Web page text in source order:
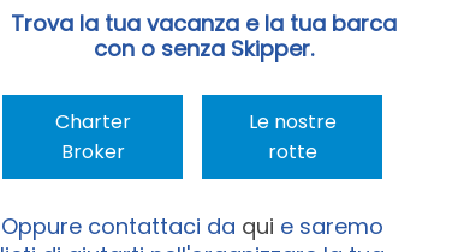
Trova la tua vacanza e la tua barca
con o senza Skipper.
Charter
Broker
Le nostre
rotte
Oppure contattaci da qui e saremo